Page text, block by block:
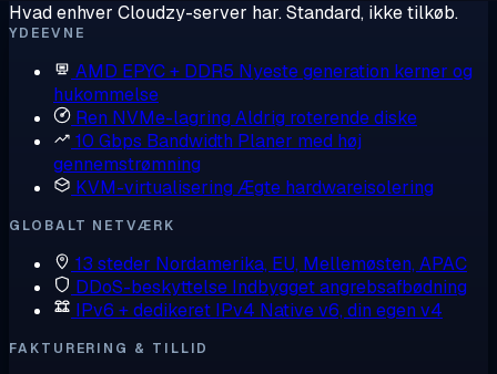
Hvad enhver Cloudzy-server har. Standard, ikke tilkøb.
YDEEVNE
AMD EPYC + DDR5 Nyeste generation kerner og
hukommelse
Ren NVMe-lagring Aldrig roterende diske
10 Gbps Bandwidth Planer med høj
gennemstrømning
KVM-virtualisering Ægte hardwareisolering
GLOBALT NETVÆRK
13 steder Nordamerika, EU, Mellemøsten, APAC
DDoS-beskyttelse Indbygget angrebsafbødning
IPv6 + dedikeret IPv4 Native v6, din egen v4
FAKTURERING & TILLID